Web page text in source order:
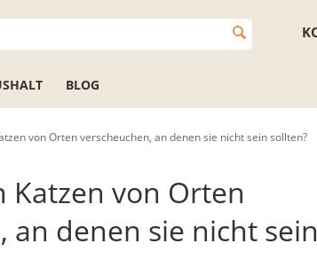
BLOG
von Orten verscheuchen, an denen sie nicht sein sollten?
Katzen von Orten
an denen sie nicht